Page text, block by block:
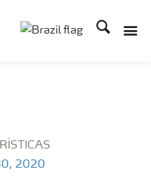
Busca
2020